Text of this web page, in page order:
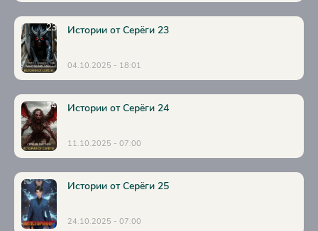
Истории от Серёги 23
04.10.2025 - 18:01
Истории от Серёги 24
11.10.2025 - 07:00
Истории от Серёги 25
24.10.2025 - 07:00